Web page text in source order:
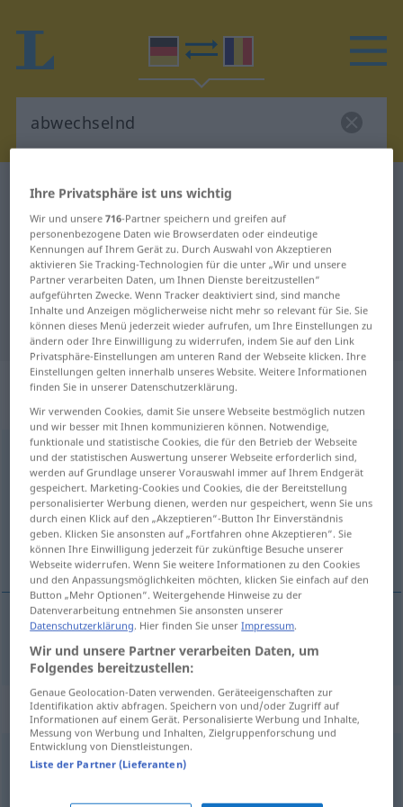
Deutsch-Rumänisch Wörterbuch
Deutsch-Rumänisch Übersetzung
für "abwechselnd"
"abwechselnd" Rumänisch
Übersetzung
„abwechselnd“: adjektivisch
gebraucht
abwechselndadjt
Übersicht aller Übersetzungen
(Für mehr Details die Übersetzung anklicken/antippen)
alternativ
alternativ abwechselnd
„abwechselnd“: adverbial gebraucht
abwechselndadvl
Ihre Privatsphäre ist uns wichtig
Wir und unsere716-Partner speichern und greifen auf
personenbezogene Daten wie Browserdaten oder eindeutige
Kennungen auf Ihrem Gerät zu. Durch Auswahl von Akzeptieren
aktivieren Sie Tracking-Technologien für die unter „Wir und unsere
Partner verarbeiten Daten, um Ihnen Dienste bereitzustellen“
aufgeführten Zwecke. Wenn Tracker deaktiviert sind, sind manche
Inhalte und Anzeigen möglicherweise nicht mehr so relevant für Sie. Sie
können dieses Menü jederzeit wieder aufrufen, um Ihre Einstellungen zu
ändern oder Ihre Einwilligung zu widerrufen, indem Sie auf den Link
Privatsphäre-Einstellungen am unteren Rand der Webseite klicken. Ihre
Einstellungen gelten innerhalb unseres Website. Weitere Informationen
finden Sie in unserer Datenschutzerklärung.
Wir verwenden Cookies, damit Sie unsere Webseite bestmöglich nutzen
und wir besser mit Ihnen kommunizieren können. Notwendige,
funktionale und statistische Cookies, die für den Betrieb der Webseite
und der statistischen Auswertung unserer Webseite erforderlich sind,
werden auf Grundlage unserer Vorauswahl immer auf Ihrem Endgerät
gespeichert. Marketing-Cookies und Cookies, die der Bereitstellung
personalisierter Werbung dienen, werden nur gespeichert, wenn Sie uns
durch einen Klick auf den „Akzeptieren“-Button Ihr Einverständnis
geben. Klicken Sie ansonsten auf „Fortfahren ohne Akzeptieren“. Sie
können Ihre Einwilligung jederzeit für zukünftige Besuche unserer
Webseite widerrufen. Wenn Sie weitere Informationen zu den Cookies
und den Anpassungsmöglichkeiten möchten, klicken Sie einfach auf den
Button „Mehr Optionen“. Weitergehende Hinweise zu der
Datenverarbeitung entnehmen Sie ansonsten unserer
Datenschutzerklärung. Hier finden Sie unserImpressum.
Wir und unsere Partner verarbeiten Daten, um
Folgendes bereitzustellen:
Genaue Geolocation-Daten verwenden. Geräteeigenschaften zur
Identifikation aktiv abfragen. Speichern von und/oder Zugriff auf
Informationen auf einem Gerät. Personalisierte Werbung und Inhalte,
Messung von Werbung und Inhalten, Zielgruppenforschung und
Entwicklung von Dienstleistungen.
Liste der Partner (Lieferanten)